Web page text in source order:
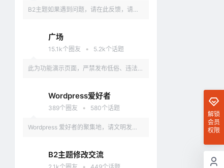
B2主题如果遇到问题，请在此反馈，请具
广场
15.1k个圈友 • 5.2k个话题
此为功能演示页面，严禁发布低俗、违法、
Wordpress爱好者
389个圈友 • 580个话题
Wordpress 爱好者的聚集地，请文明发
B2主题修改交流
解锁
会员
权限